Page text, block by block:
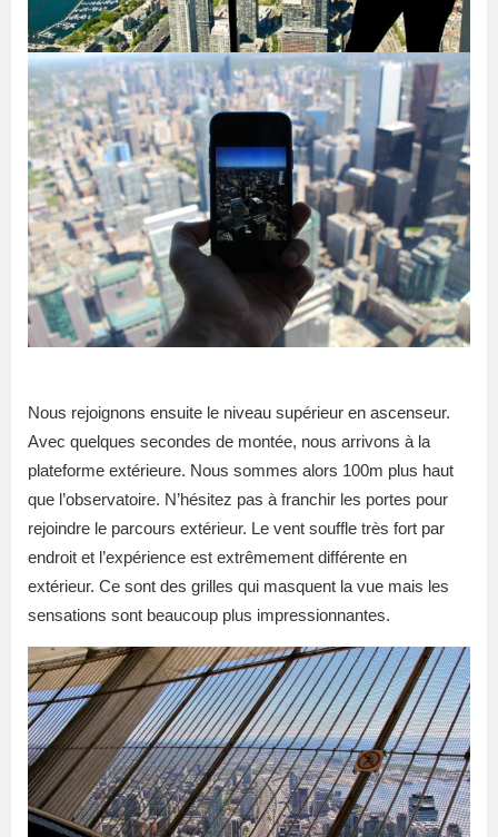
Nous rejoignons ensuite le niveau supérieur en ascenseur.
Avec quelques secondes de montée, nous arrivons à la
plateforme extérieure. Nous sommes alors 100m plus haut
que l’observatoire. N’hésitez pas à franchir les portes pour
rejoindre le parcours extérieur. Le vent souffle très fort par
endroit et l’expérience est extrêmement différente en
extérieur. Ce sont des grilles qui masquent la vue mais les
sensations sont beaucoup plus impressionnantes.